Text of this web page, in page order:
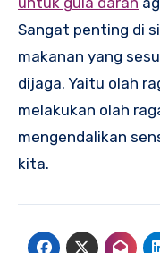
Sangat penting di
makanan yang
dijaga. Yaitu olah
melakukan olah
mengendalikan
kita.